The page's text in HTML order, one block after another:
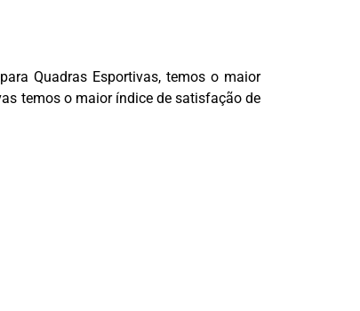
Quadras Esportivas, temos o maior
temos o maior índice de satisfação de